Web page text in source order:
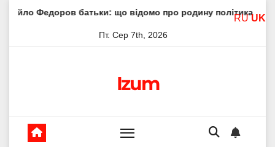
Skipбатьки: що відомо про родину політика Молитва
Пт. Сер 7th, 2026
Izum
RU UK